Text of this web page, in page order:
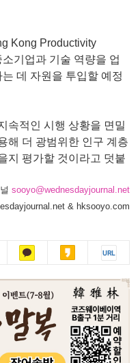
Kong Productivity
기업과 기술 역량을 업
데 자원을 투입할 예정
속적인 시행 상황을 면밀
해 더 광범위한 인구 계층
지 평가할 것이라고 덧붙
sooyo@wednesdayjournal.net
& hksooyo.com